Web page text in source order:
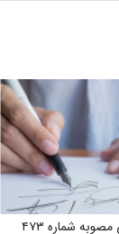
درخواست اجرای مصوبه شماره ۴۷۳